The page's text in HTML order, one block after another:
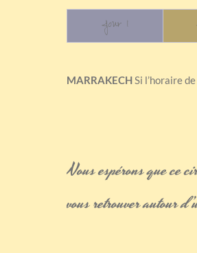
Jour 1
MARRAKECHSi l’horaire
Nous espérons que ce
vous retrouver autour